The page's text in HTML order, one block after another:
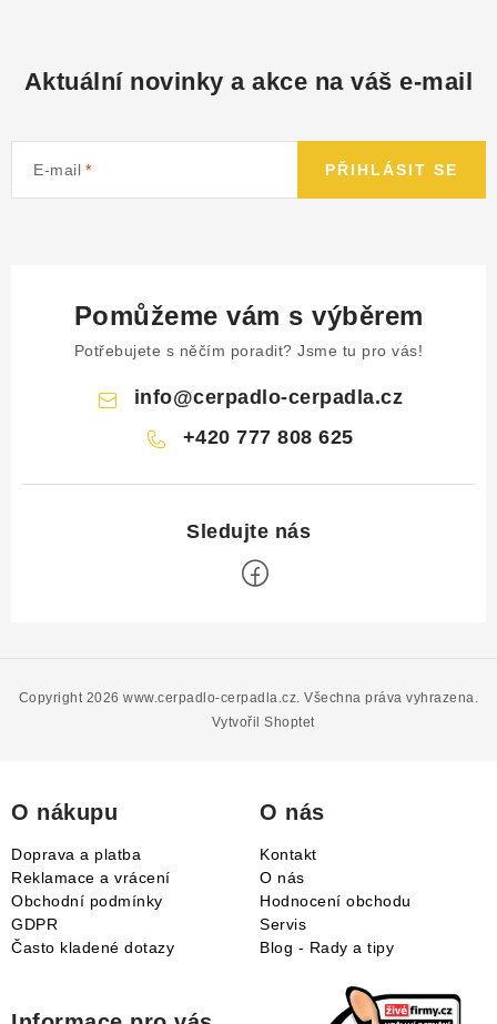
Aktuální novinky a akce na váš e-mail
E-mail PŘIHLÁSIT SE
Pomůžeme vám s výběrem
Potřebujete s něčím poradit? Jsme tu pro vás!
info@cerpadlo-cerpadla.cz
+420 777 808 625
Vytvořil Shoptet
Copyright 2026www.cerpadlo-cerpadla.cz. Všechna práva vyhrazena.
O nákupu
Doprava a platba
Reklamace a vrácení
Obchodní podmínky
GDPR
Často kladené dotazy
O nás
Kontakt
O nás
Hodnocení obchodu
Servis
Blog - Rady a tipy